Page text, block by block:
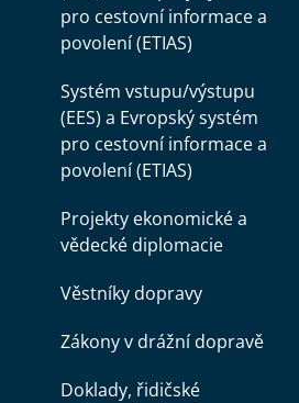
pro cestovní informace a
povolení (ETIAS)
Systém vstupu/výstupu
(EES) a Evropský systém
pro cestovní informace a
povolení (ETIAS)
Projekty ekonomické a
vědecké diplomacie
Věstníky dopravy
Zákony v drážní dopravě
Doklady, řidičské